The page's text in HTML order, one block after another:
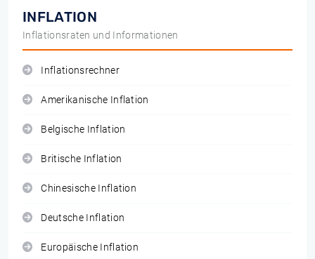
INFLATION
Inflationsraten und Informationen
Inflationsrechner
Amerikanische Inflation
Belgische Inflation
Britische Inflation
Chinesische Inflation
Deutsche Inflation
Europäische Inflation